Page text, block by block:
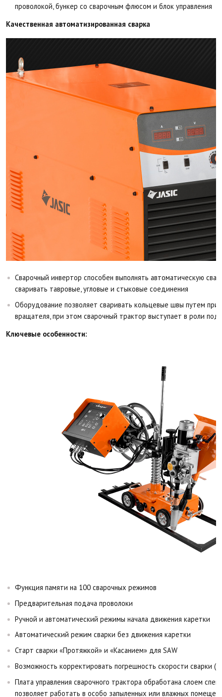
проволокой, бункер со сварочным флюсом и блок управления
Качественная автоматизированная сварка
Сварочный инвертор способен выполнять автоматическую
сваривать тавровые, угловые и стыковые соединения
Оборудование позволяет сваривать кольцевые швы путем
вращателя, при этом сварочный трактор выступает в роли
Ключевые особенности:
Функция памяти на 100 сварочных режимов
Предварительная подача проволоки
Ручной и автоматический режимы начала движения каретки
Автоматический режим сварки без движения каретки
Старт сварки «Протяжкой» и «Касанием» для SAW
Возможность корректировать погрешность скорости сварки
Плата управления сварочного трактора обработана слоем
позволяет работать в особо запыленных или влажных